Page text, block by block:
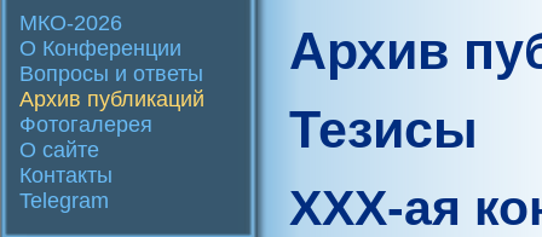
МКО-2026
О Конференции
Вопросы и ответы
Архив публикаций
Фотогалерея
О сайте
Контакты
Telegram
Архив
Тезисы
XXX-ая